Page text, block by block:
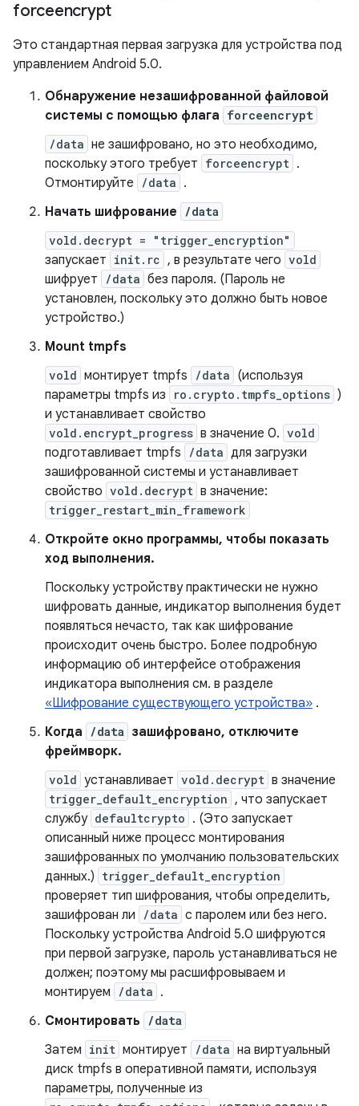
forceencrypt
Это стандартная первая загрузка для устройства под
управлением Android 5.0.
Обнаружение незашифрованной файловой
системы с помощью флага forceencrypt
/data не зашифровано, но это необходимо,
поскольку этого требует forceencrypt .
Отмонтируйте
/data .
Начать шифрование /data
vold.decrypt = "trigger_encryption"
запускает init.rc , в результате чего vold
шифрует /data без пароля. (Пароль не
установлен, поскольку это должно быть новое
устройство.)
Mount tmpfs
vold монтирует tmpfs /data (используя
параметры tmpfs из
ro.crypto.tmpfs_options )
и устанавливает свойство
vold.encrypt_progress в значение 0. vold
подготавливает tmpfs /data для загрузки
зашифрованной системы и устанавливает
свойство vold.decrypt в значение:
trigger_restart_min_framework
Откройте окно программы, чтобы показать
ход выполнения.
Поскольку устройству практически не нужно
шифровать данные, индикатор выполнения будет
появляться нечасто, так как шифрование
происходит очень быстро. Более подробную
информацию об интерфейсе отображения
индикатора выполнения см. в разделе
«Шифрование существующего устройства» .
Когда /data зашифровано, отключите
фреймворк.
vold устанавливает vold.decrypt в значение
trigger_default_encryption , что запускает
службу defaultcrypto . (Это запускает
описанный ниже процесс монтирования
зашифрованных по умолчанию пользовательских
данных.) trigger_default_encryption
проверяет тип шифрования, чтобы определить,
зашифрован ли
/data с паролем или без него.
Поскольку устройства Android 5.0 шифруются
при первой загрузке, пароль устанавливаться не
должен; поэтому мы расшифровываем и
монтируем
/data .
Смонтировать /data
Затем init монтирует /data на виртуальный
диск tmpfs в оперативной памяти, используя
параметры, полученные из